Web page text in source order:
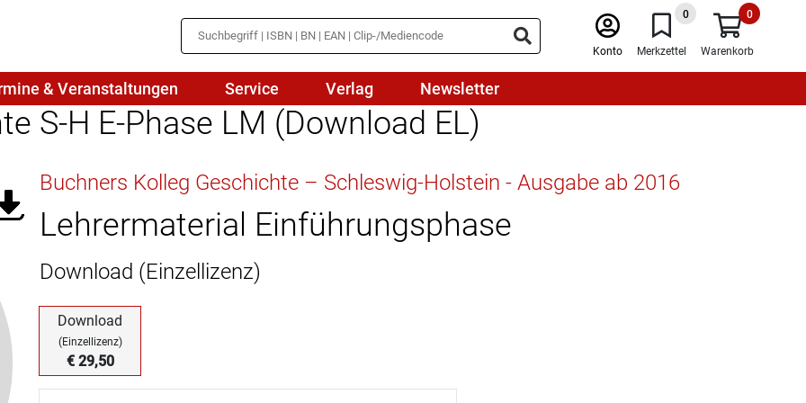
Konto
0
Merkzettel
0
Warenkorb
Medienbildung
Naturwissenschaften/NuT
Physik
Politik
Religion
& Veranstaltungen Service Verlag Newsletter
S-H E-Phase LM (Download EL)
Buchners Kolleg Geschichte – Schleswig-Holstein - Ausgabe ab 2016
Lehrermaterial Einführungsphase
Download (Einzellizenz)
Download
(Einzellizenz)
€ 29,50